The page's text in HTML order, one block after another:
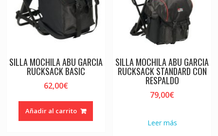
SILLA MOCHILA ABU GARCIA
RUCKSACK BASIC
62,00€
Añadir al carrito
SILLA MOCHILA ABU GARCIA
RUCKSACK STANDARD CON
RESPALDO
79,00€
Leer más